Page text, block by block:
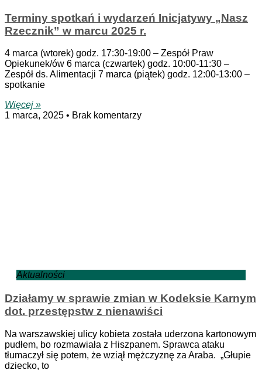
Terminy spotkań i wydarzeń Inicjatywy „Nasz
Rzecznik” w marcu 2025 r.
4 marca (wtorek) godz. 17:30-19:00 – Zespół Praw
Opiekunek/ów 6 marca (czwartek) godz. 10:00-11:30 ­–
Zespół ds. Alimentacji 7 marca (piątek) godz. 12:00-13:00 ­–
spotkanie
Więcej »
1 marca, 2025
Brak komentarzy
Aktualności
Działamy w sprawie zmian w Kodeksie Karnym
dot. przestępstw z nienawiści
Na warszawskiej ulicy kobieta została uderzona kartonowym
pudłem, bo rozmawiała z Hiszpanem. Sprawca ataku
tłumaczył się potem, że wziął mężczyznę za Araba. „Głupie
dziecko, to